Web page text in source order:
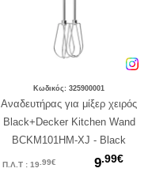
Κωδικός: 325900001
Αναδευτήρας για μίξερ χειρός
Black+Decker Kitchen Wand
BCKM101HM-XJ - Black
Π.Λ.Τ : 19 .99€ 9.99€